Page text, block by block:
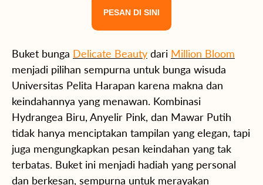
PESAN DI SINI
Buket bunga Delicate Beauty dari Million Bloom
menjadi pilihan sempurna untuk bunga wisuda
Universitas Pelita Harapan karena makna dan
keindahannya yang menawan. Kombinasi
Hydrangea Biru, Anyelir Pink, dan Mawar Putih
tidak hanya menciptakan tampilan yang elegan, tapi
juga mengungkapkan pesan keindahan yang tak
terbatas. Buket ini menjadi hadiah yang personal
dan berkesan, sempurna untuk merayakan